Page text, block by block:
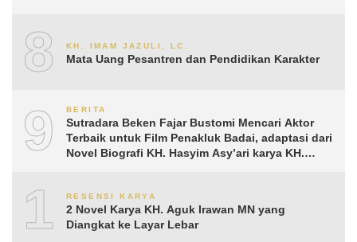
8 KH. IMAM JAZULI, LC.
Mata Uang Pesantren dan Pendidikan Karakter
9 BERITA
Sutradara Beken Fajar Bustomi Mencari Aktor
Terbaik untuk Film Penakluk Badai, adaptasi dari
Novel Biografi KH. Hasyim Asy’ari karya KH.
10RESENSI KARYA
2 Novel Karya KH. Aguk Irawan MN yang
Diangkat ke Layar Lebar